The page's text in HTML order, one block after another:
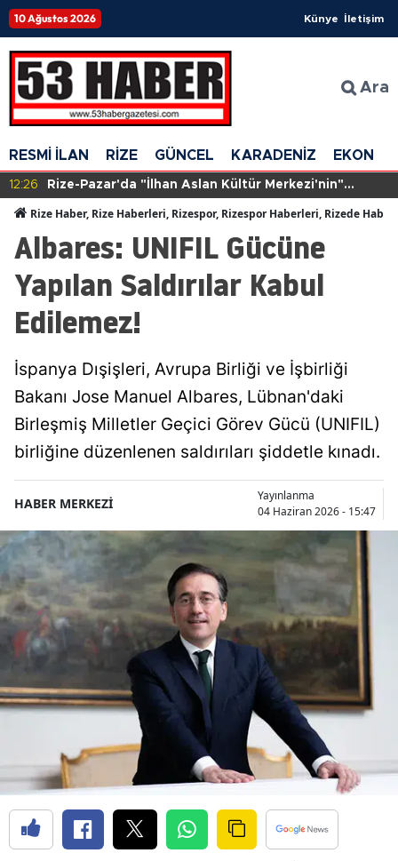
10 Ağustos 2026 Künye İletişim
Ara
RESMİ İLAN RİZE GÜNCEL KARADENİZ
Aslan Kültür Merkezi'nin"
09:23
Mısır’dan
Rize Haber, Rize Haberleri, Rizespor, Rizespor Haberleri, Rizede
Albares: UNIFIL Gücüne
Yapılan Saldırılar Kabul
Edilemez!
İspanya Dışişleri, Avrupa Birliği ve İşbirliği
Bakanı Jose Manuel Albares, Lübnan'daki
Birleşmiş Milletler Geçici Görev Gücü (UNIFIL)
birliğine düzenlenen saldırıları şiddetle kınadı.
HABER MERKEZİ
Yayınlanma
04 Haziran 2026 - 15:47